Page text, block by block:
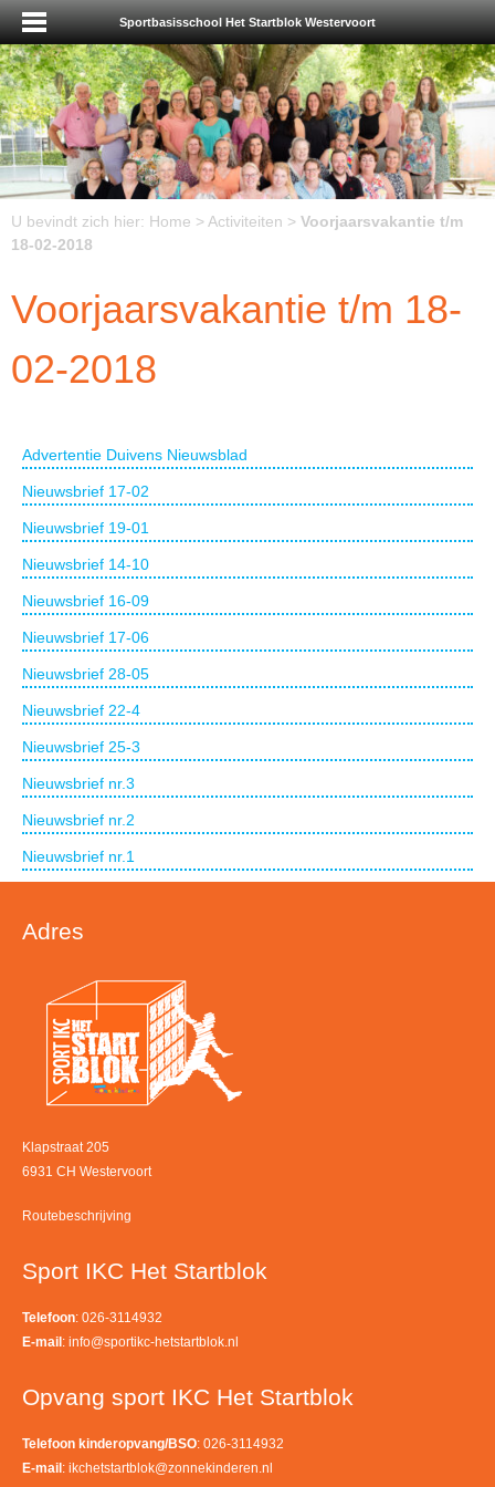
Sportbasisschool Het Startblok Westervoort
U bevindt zich hier: Home > Activiteiten > Voorjaarsvakantie t/m
18-02-2018
Voorjaarsvakantie t/m 18-
02-2018
Advertentie Duivens Nieuwsblad
Nieuwsbrief 17-02
Nieuwsbrief 19-01
Nieuwsbrief 14-10
Nieuwsbrief 16-09
Nieuwsbrief 17-06
Nieuwsbrief 28-05
Nieuwsbrief 22-4
Nieuwsbrief 25-3
Nieuwsbrief nr.3
Nieuwsbrief nr.2
Nieuwsbrief nr.1
Adres
Klapstraat 205
6931 CH Westervoort
Routebeschrijving
Sport IKC Het Startblok
Telefoon: 026-3114932
E-mail : info@sportikc-hetstartblok.nl
Opvang sport IKC Het Startblok
Telefoon kinderopvang/BSO: 026-3114932
E-mail : ikchetstartblok@zonnekinderen.nl